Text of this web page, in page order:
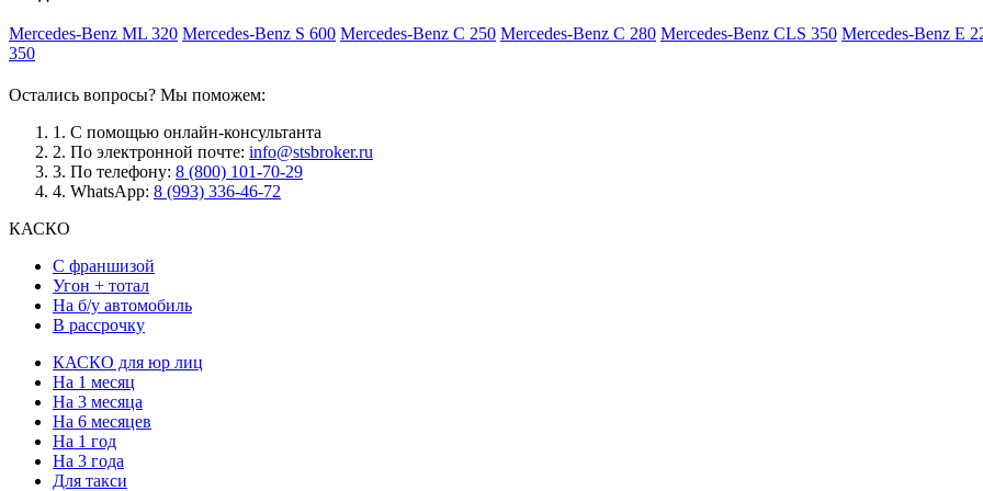
Mercedes-Benz ML 320 Mercedes-Benz S 600 Mercedes-Benz C 250 Mercedes-Benz C 280 Mercedes-Benz CLS 350 Mercedes-Benz E
350
Остались вопросы? Мы поможем:
1. С помощью онлайн-консультанта
2. По электронной почте: info@stsbroker.ru
3. По телефону: 8 (800) 101-70-29
4. WhatsApp: 8 (993) 336-46-72
КАСКО
С франшизой
Угон + тотал
На б/у автомобиль
В рассрочку
КАСКО для юр лиц
На 1 месяц
На 3 месяца
На 6 месяцев
На 1 год
На 3 года
Для такси